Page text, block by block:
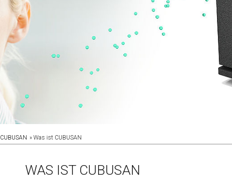
CUBUSAN Was ist CUBUSAN
WAS IST CUBUSAN